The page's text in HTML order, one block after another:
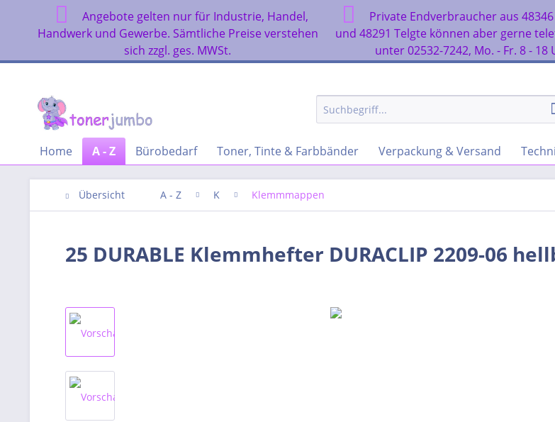
Angebote gelten nur für Industrie, Handel,
Handwerk und Gewerbe. Sämtliche Preise verstehen
sich zzgl. ges. MWSt.
Private Endverbraucher aus
und 48291 Telgte können aber gerne
unter 02532-7242, Mo. - Fr. 8 - 18
Home A - Z Bürobedarf Toner, Tinte & Farbbänder Verpackung & Versand
Übersicht A - Z K Klemmmappen
25 DURABLE Klemmhefter DURACLIP 2209-06